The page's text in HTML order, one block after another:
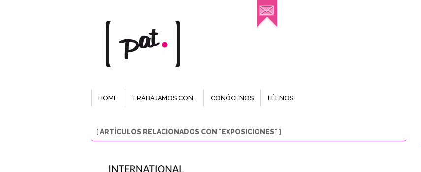
HOME TRABAJAMOS CON… CONÓCENOS LÉENOS
[ ARTÍCULOS RELACIONADOS CON "EXPOSICIONES" ]